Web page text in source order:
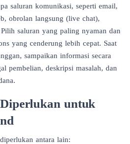
saluran komunikasi, seperti email,
obrolan langsung (live chat),
saluran yang paling nyaman dan
yang cenderung lebih cepat. Saat
sampaikan informasi secara
pembelian, deskripsi masalah, dan
untuk
antara lain: